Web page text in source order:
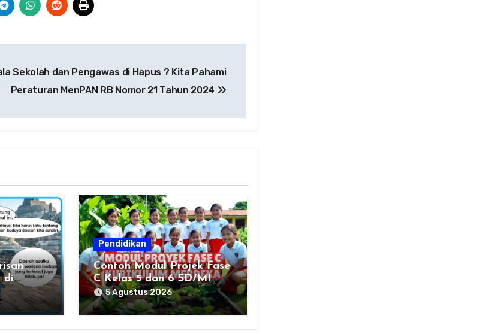
Sekolah dan Pengawas di Hapus ? Kita Pahami
Peraturan MenPAN RB Nomor 21 Tahun 2024
di
Pendidikan
Contoh Modul Projek Fase
C Kelas 5 dan 6 SD/MI
Kumer
5 Agustus 2026